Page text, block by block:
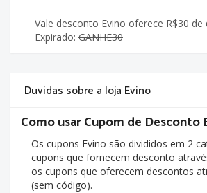
Vale desconto Evino oferece R$30 de
Expirado: GANHE30
Duvidas sobre a loja Evino
Como usar Cupom de Desconto
Os cupons Evino são divididos em 2
cupons que fornecem desconto
os cupons que oferecem descontos
(sem código).